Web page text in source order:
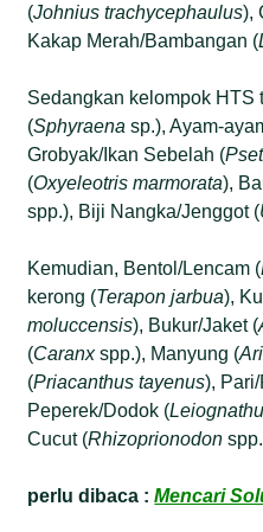
(Johnius trachycephaulus),
Kakap Merah/Bambangan (
Sedangkan kelompok HTS
(Sphyraenasp.), Ayam-
Grobyak/Ikan Sebelah (
(Oxyeleotris marmorata),
spp.), Biji Nangka/Jenggot (
Kemudian, Bentol/Lencam (
kerong (Terapon jarbua),
moluccensis), Bukur/Jaket (
(Caranxspp.), Manyung (
(Priacanthus tayenus),
Peperek/Dodok (
Cucut (Rhizoprionodon
perlu dibaca :Mencari